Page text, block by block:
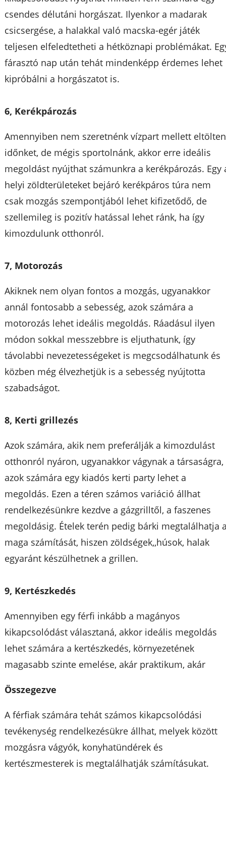
csendes délutáni horgászat. Ilyenkor a madarak
csicsergése, a halakkal való macska-egér játék
teljesen elfeledtetheti a hétköznapi problémákat.
fárasztó nap után tehát mindenképp érdemes lehet
kipróbálni a horgászatot is.
6, Kerékpározás
Amennyiben nem szeretnénk vízpart mellett
időnket, de mégis sportolnánk, akkor erre ideális
megoldást nyújthat számunkra a kerékpározás. Egy
helyi zöldterületeket bejáró kerékpáros túra nem
csak mozgás szempontjából lehet kifizetődő, de
szellemileg is pozitív hatással lehet ránk, ha így
kimozdulunk otthonról.
7, Motorozás
Akiknek nem olyan fontos a mozgás, ugyanakkor
annál fontosabb a sebesség, azok számára a
motorozás lehet ideális megoldás. Ráadásul ilyen
módon sokkal messzebbre is eljuthatunk, így
távolabbi nevezetességeket is megcsodálhatunk és
közben még élvezhetjük is a sebesség nyújtotta
szabadságot.
8, Kerti grillezés
Azok számára, akik nem preferálják a kimozdulást
otthonról nyáron, ugyanakkor vágynak a társaságra,
azok számára egy kiadós kerti party lehet a
megoldás. Ezen a téren számos variáció állhat
rendelkezésünkre kezdve a gázgrilltől, a faszenes
megoldásig. Ételek terén pedig bárki megtalálhatja
maga számítását, hiszen zöldségek,,húsok, halak
egyaránt készülhetnek a grillen.
9, Kertészkedés
Amennyiben egy férfi inkább a magányos
kikapcsolódást választaná, akkor ideális megoldás
lehet számára a kertészkedés, környezetének
magasabb szinte emelése, akár praktikum, akár
Összegezve
A férfiak számára tehát számos kikapcsolódási
tevékenység rendelkezésükre állhat, melyek között
mozgásra vágyók, konyhatündérek és
kertészmesterek is megtalálhatják számításukat.